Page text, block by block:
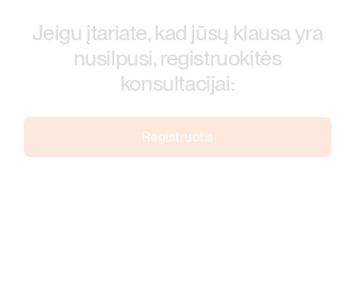
Jeigu įtariate, kad jūsų klausa yra
nusilpusi, registruokitės
konsultacijai:
Registruotis